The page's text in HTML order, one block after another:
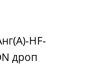
HF-
дроп